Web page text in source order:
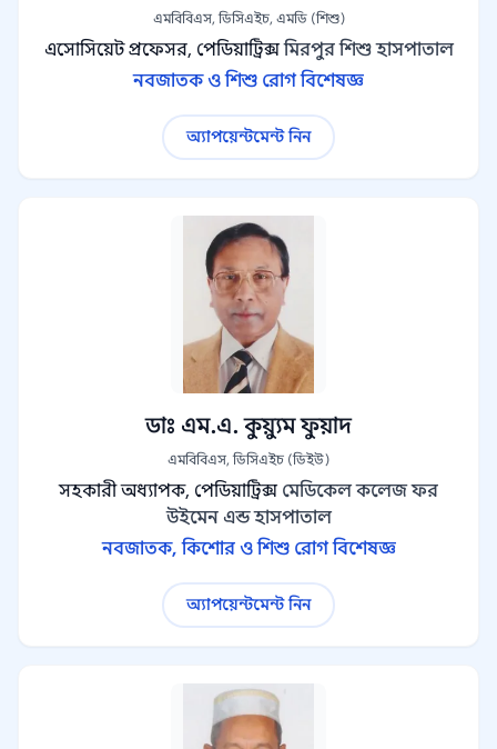
এমবিবিএস, ডিসিএইচ, এমডি (শিশু)
এসোসিয়েট প্রফেসর, পেডিয়াট্রিক্স মিরপুর শিশু হাসপাতাল
নবজাতক ও শিশু রোগ বিশেষজ্ঞ
অ্যাপয়েন্টমেন্ট নিন
ডাঃ এম.এ. কুয়্যুম ফুয়াদ
এমবিবিএস, ডিসিএইচ (ডিইউ)
সহকারী অধ্যাপক, পেডিয়াট্রিক্স মেডিকেল কলেজ ফর
উইমেন এন্ড হাসপাতাল
নবজাতক, কিশোর ও শিশু রোগ বিশেষজ্ঞ
অ্যাপয়েন্টমেন্ট নিন